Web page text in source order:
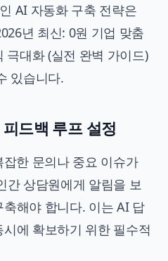
AI 자동화 구축 전략은
년 최신: 0원 기업 맞춤
극대화 (실전 완벽 가이드)
있습니다.
드백 루프 설정
한 문의나 중요 이슈가
간 상담원에게 알림을 보
해야 합니다. 이는 AI 답
에 확보하기 위한 필수적